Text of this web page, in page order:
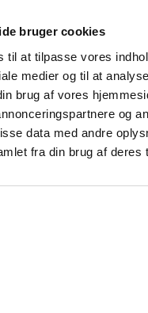
bruger cookies
til at tilpasse vores
medier og til at
brug af vores
og
data med andre
fra din brug af deres